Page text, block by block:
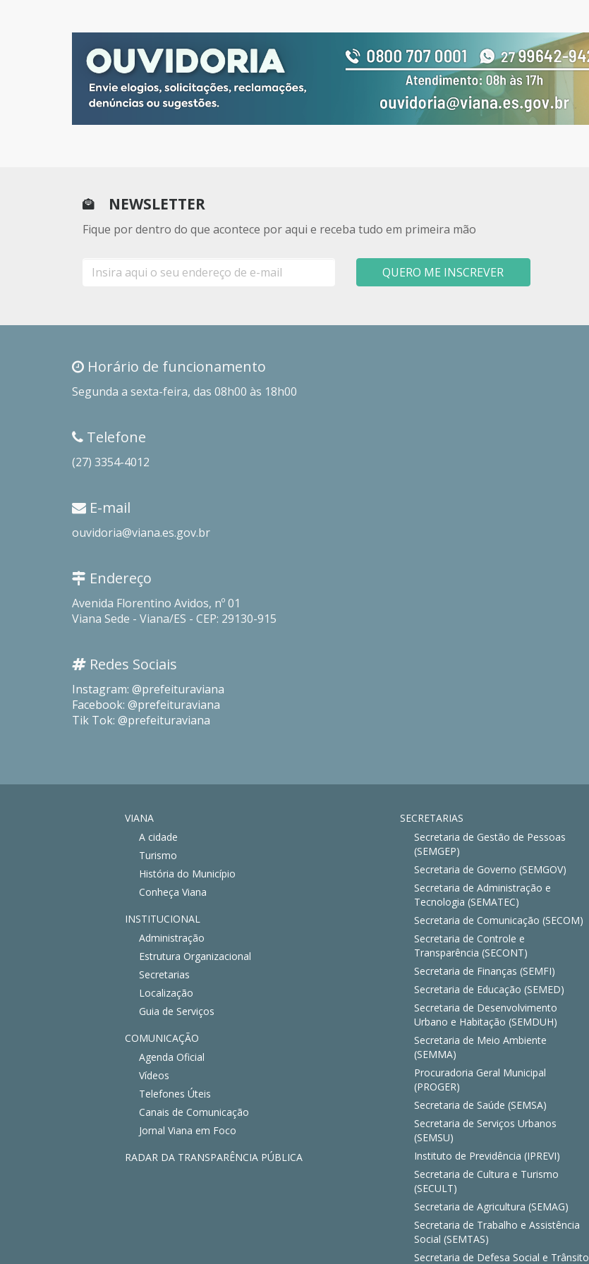
NEWSLETTER
Fique por dentro do que acontece por aqui e receba tudo em primeira mão
mail
QUERO ME INSCREVER
Horário de funcionamento
Segunda a sexta-feira, das 08h00 às 18h00
Telefone
(27) 3354-4012
E-mail
ouvidoria@viana.es.gov.br
Endereço
Avenida Florentino Avidos, nº 01
Viana Sede - Viana/ES - CEP: 29130-915
Redes Sociais
Instagram: @prefeituraviana
Facebook: @prefeituraviana
Tik Tok: @prefeituraviana
VIANA
A cidade
Turismo
História do Município
Conheça Viana
INSTITUCIONAL
Administração
Estrutura Organizacional
Secretarias
Localização
Guia de Serviços
COMUNICAÇÃO
Agenda Oficial
Vídeos
Telefones Úteis
Canais de Comunicação
Jornal Viana em Foco
RADAR DA TRANSPARÊNCIA PÚBLICA
SECRETARIAS
Secretaria de Gestão de Pessoas
(SEMGEP)
Secretaria de Governo (SEMGOV)
Secretaria de Administração e
Tecnologia (SEMATEC)
Secretaria de Comunicação (SECOM)
Secretaria de Controle e
Transparência (SECONT)
Secretaria de Finanças (SEMFI)
Secretaria de Educação (SEMED)
Secretaria de Desenvolvimento
Urbano e Habitação (SEMDUH)
Secretaria de Meio Ambiente
(SEMMA)
Procuradoria Geral Municipal
(PROGER)
Secretaria de Saúde (SEMSA)
Secretaria de Serviços Urbanos
(SEMSU)
Instituto de Previdência (IPREVI)
Secretaria de Cultura e Turismo
(SECULT)
Secretaria de Agricultura (SEMAG)
Secretaria de Trabalho e Assistência
Social (SEMTAS)
Secretaria de Defesa Social e Trânsito